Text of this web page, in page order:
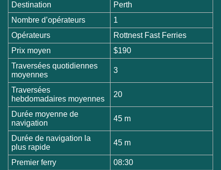
Destination
Perth
Nombre d’opérateurs
1
Opérateurs
Rottnest Fast Ferries
Prix moyen
$190
Traversées quotidiennes
moyennes
3
Traversées
hebdomadaires moyennes
20
Durée moyenne de
navigation
45 m
Durée de navigation la
plus rapide
45 m
Premier ferry
08:30